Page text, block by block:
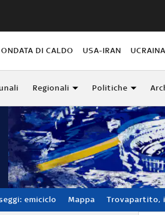
ONDATA DI CALDO USA-IRAN
Regionali Politiche
emiciclo Mappa Trovapartito,